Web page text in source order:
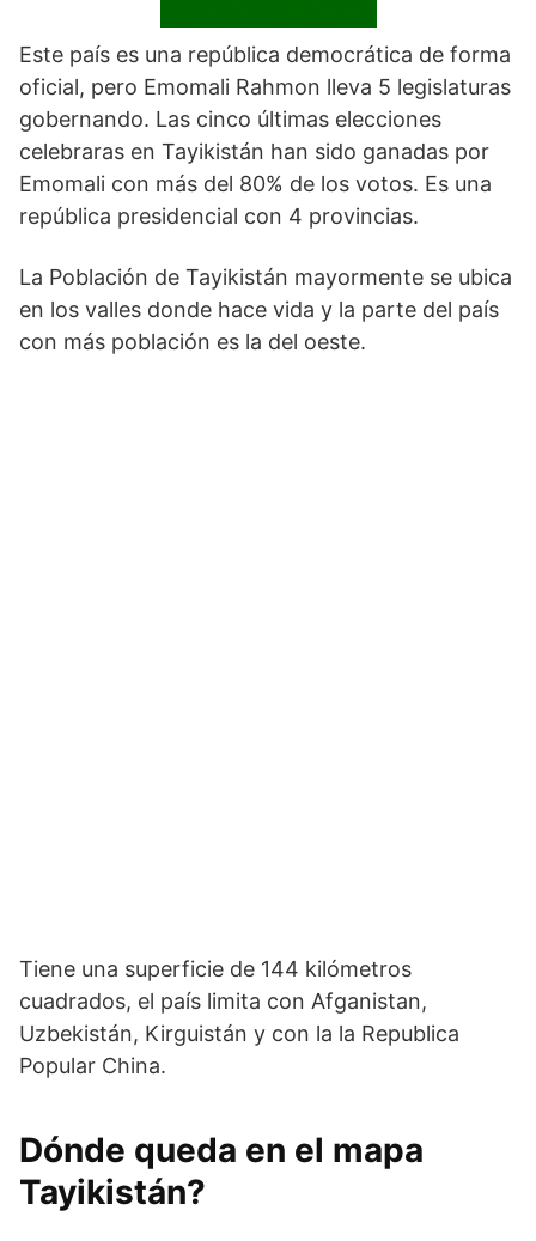
Este país es una república democrática de forma
oficial, pero Emomali Rahmon lleva 5 legislaturas
gobernando. Las cinco últimas elecciones
celebraras en Tayikistán han sido ganadas por
Emomali con más del 80% de los votos. Es una
república presidencial con 4 provincias.
La Población de Tayikistán mayormente se ubica
en los valles donde hace vida y la parte del país
con más población es la del oeste.
Tiene una superficie de 144 kilómetros
cuadrados, el país limita con Afganistan,
Uzbekistán, Kirguistán y con la la Republica
Popular China.
Dónde queda en el mapa
Tayikistán?